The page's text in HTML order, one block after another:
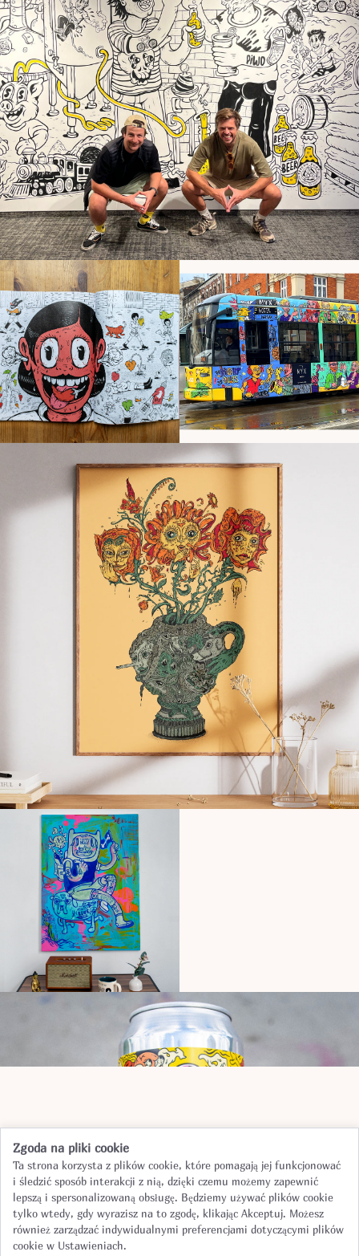
Murals,Illustration
Murals
Products,Illustration, Design
Products, Design
Zgoda na pliki cookie
Ta strona korzysta z plików cookie, które pomagają jej funkcjonować
i śledzić sposób interakcji z nią, dzięki czemu możemy zapewnić
lepszą i spersonalizowaną obsługę. Będziemy używać plików cookie
tylko wtedy, gdy wyrazisz na to zgodę, klikając Akceptuj. Możesz
również zarządzać indywidualnymi preferencjami dotyczącymi plików
cookie w Ustawieniach.